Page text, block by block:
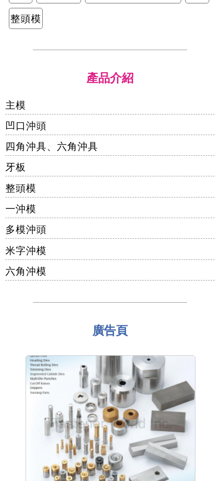
整頭模
產品介紹
主模
凹口沖頭
四角沖具、六角沖具
牙板
整頭模
一沖模
多模沖頭
米字沖模
六角沖模
廣告頁